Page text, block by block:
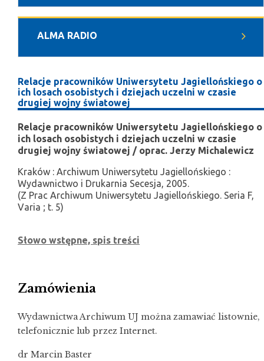
ALMA RADIO
Relacje pracowników Uniwersytetu Jagiellońskiego o
ich losach osobistych i dziejach uczelni w czasie
drugiej wojny światowej
Relacje pracowników Uniwersytetu Jagiellońskiego o
ich losach osobistych i dziejach uczelni w czasie
drugiej wojny światowej / oprac. Jerzy Michalewicz
Kraków : Archiwum Uniwersytetu Jagiellońskiego :
Wydawnictwo i Drukarnia Secesja, 2005.
(Z Prac Archiwum Uniwersytetu Jagiellońskiego. Seria F,
Varia ; t. 5)
Słowo wstępne, spis treści
Zamówienia
Wydawnictwa Archiwum UJ można zamawiać listownie,
telefonicznie lub przez Internet.
dr Marcin Baster